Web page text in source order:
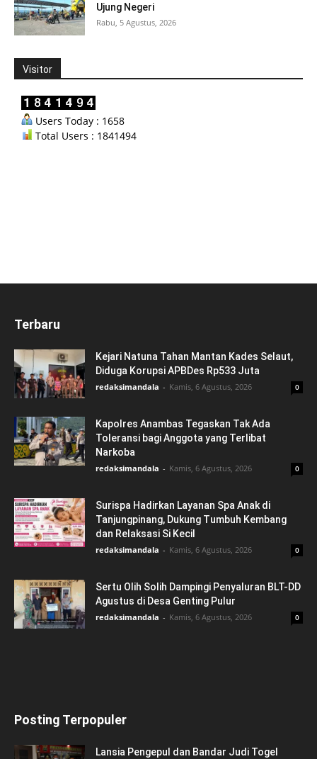
Ujung Negeri
Rabu, 5 Agustus, 2026
Visitor
Users Today : 1658
Total Users : 1841494
Terbaru
Kejari Natuna Tahan Mantan Kades Selaut,
Diduga Korupsi APBDes Rp533 Juta
redaksimandala - Kamis, 6 Agustus, 2026 0
Kapolres Anambas Tegaskan Tak Ada
Toleransi bagi Anggota yang Terlibat
Narkoba
redaksimandala - Kamis, 6 Agustus, 2026 0
Surispa Hadirkan Layanan Spa Anak di
Tanjungpinang, Dukung Tumbuh Kembang
dan Relaksasi Si Kecil
redaksimandala - Kamis, 6 Agustus, 2026 0
Sertu Olih Solih Dampingi Penyaluran BLT-DD
Agustus di Desa Genting Pulur
redaksimandala - Kamis, 6 Agustus, 2026 0
Posting Terpopuler
Lansia Pengepul dan Bandar Judi Togel